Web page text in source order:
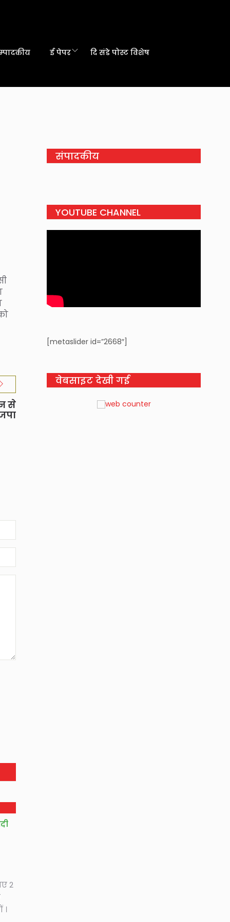
ई पेपर दि संडे पोस्ट विशेष
से
2
संपादकीय
YOUTUBE CHANNEL
[metaslider id=”2668″]
वेबसाइट देखी गई